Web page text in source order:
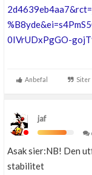
0IVrUDxPgGO-
Anbefal Siter
jaf
Asak sier:NB! Den
stabilitet